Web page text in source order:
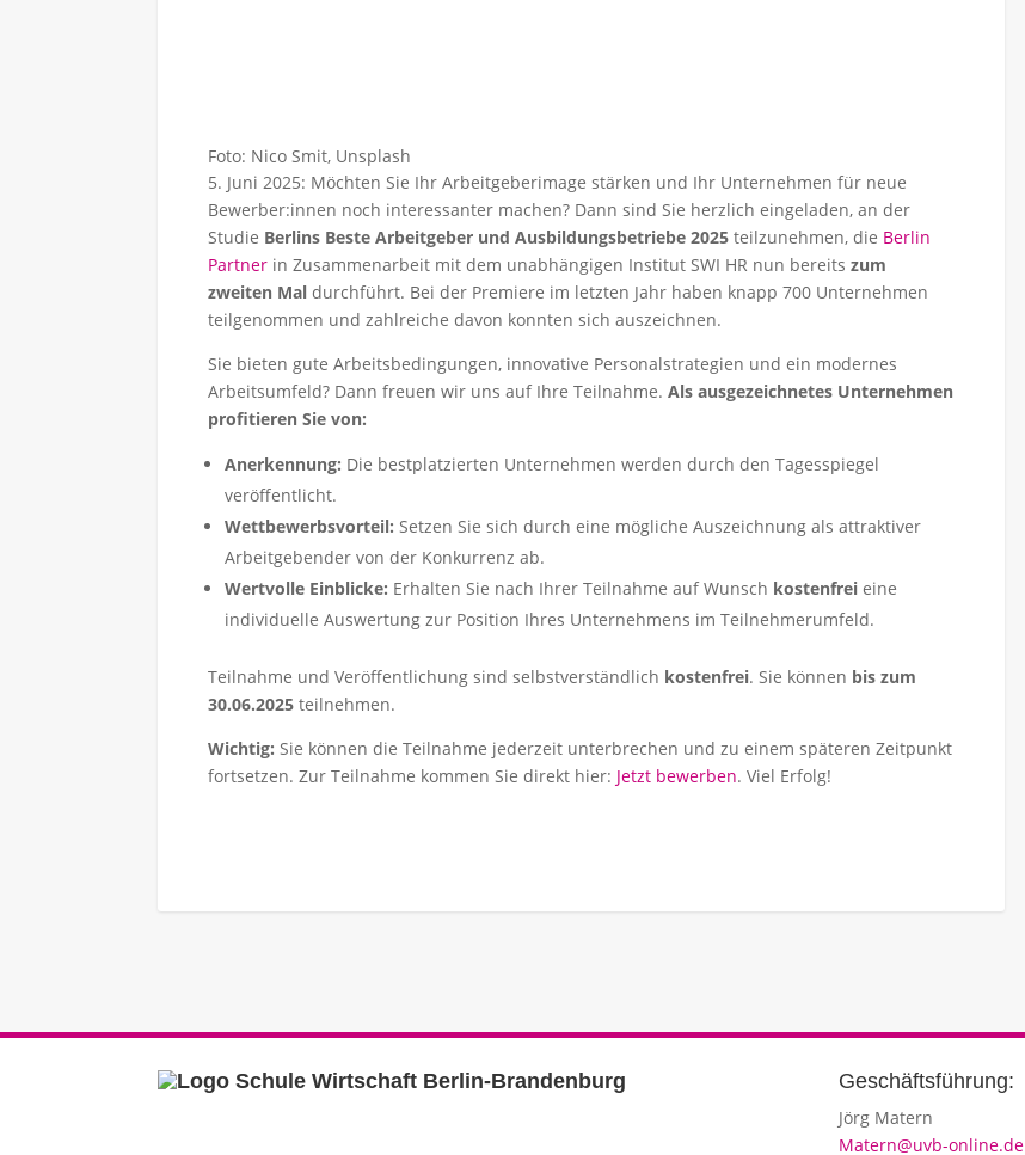
Foto: Nico Smit, Unsplash
5. Juni 2025: Möchten Sie Ihr Arbeitgeberimage stärken und Ihr Unternehmen für neue
Bewerber:innen noch interessanter machen? Dann sind Sie herzlich eingeladen, an der
Studie Berlins Beste Arbeitgeber und Ausbildungsbetriebe 2025 teilzunehmen, die Berlin
Partner in Zusammenarbeit mit dem unabhängigen Institut SWI HR nun bereits zum
zweiten Mal durchführt. Bei der Premiere im letzten Jahr haben knapp 700 Unternehmen
teilgenommen und zahlreiche davon konnten sich auszeichnen.
Sie bieten gute Arbeitsbedingungen, innovative Personalstrategien und ein modernes
Arbeitsumfeld? Dann freuen wir uns auf Ihre Teilnahme. Als ausgezeichnetes Unternehmen
profitieren Sie von:
Anerkennung: Die bestplatzierten Unternehmen werden durch den Tagesspiegel
veröffentlicht.
Wettbewerbsvorteil: Setzen Sie sich durch eine mögliche Auszeichnung als attraktiver
Arbeitgebender von der Konkurrenz ab.
Wertvolle Einblicke: Erhalten Sie nach Ihrer Teilnahme auf Wunsch kostenfrei eine
individuelle Auswertung zur Position Ihres Unternehmens im Teilnehmerumfeld.
Teilnahme und Veröffentlichung sind selbstverständlich kostenfrei. Sie können bis zum
30.06.2025 teilnehmen.
Wichtig: Sie können die Teilnahme jederzeit unterbrechen und zu einem späteren Zeitpunkt
fortsetzen. Zur Teilnahme kommen Sie direkt hier: Jetzt bewerben. Viel Erfolg!
9 im SJ
Ausbildung – Startchancen
Link zur Seite
Hier downloaden
Geschäftsführung:
Jörg Matern
Matern@uvb-online.de